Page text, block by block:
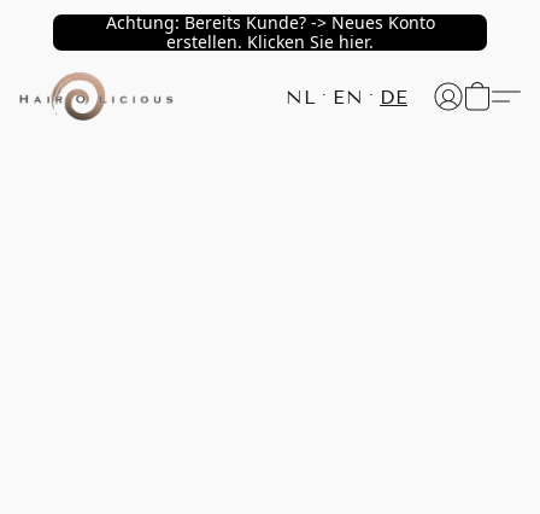
Achtung: Bereits Kunde? -> Neues Konto
erstellen. Klicken Sie hier.
NL EN DE